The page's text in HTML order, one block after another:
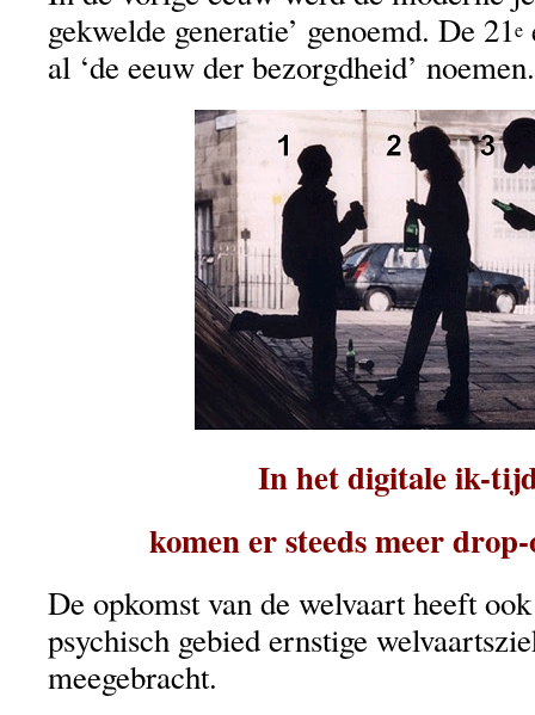
gekwelde generatie’ genoemd. De 21e
al ‘de eeuw der bezorgdheid’ noemen.
In het digitale ik-
komen er steeds meer
De opkomst van de welvaart heeft
psychisch gebied ernstige
meegebracht.